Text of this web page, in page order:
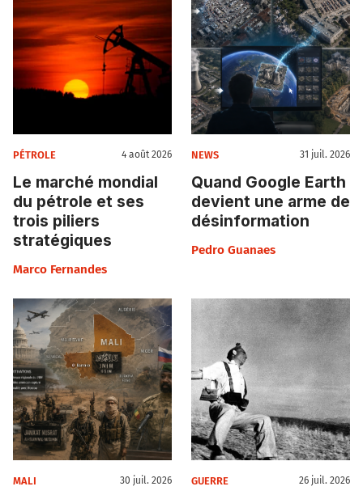
PÉTROLE 4 août 2026
Le marché mondial
du pétrole et ses
trois piliers
stratégiques
Marco Fernandes
NEWS 31 juil. 2026
Quand Google Earth
devient une arme de
désinformation
Pedro Guanaes
MALI 30 juil. 2026 GUERRE 26 juil. 2026